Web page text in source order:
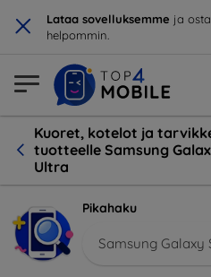
× Lataa sovelluksemme ja osta
helpommin.
Kuoret, kotelot ja
tuotteelle Samsung
Ultra
Pikahaku
Samsung Galaxy